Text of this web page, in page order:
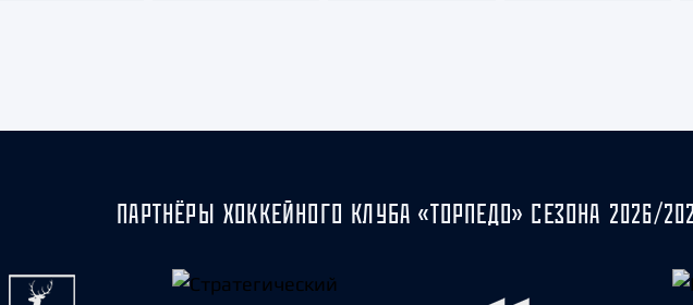
ПАРТНЁРЫ ХОККЕЙНОГО КЛУБА «ТОРПЕДО» СЕЗОНА 2026/